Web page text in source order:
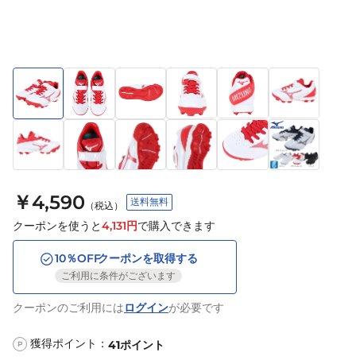
￥4,590 （税込） 送料無料
クーポンを使うと4,131円で購入できます
10％OFFクーポンを取得する
ご利用に条件がございます
クーポンのご利用にはログインが必要です
P 獲得ポイント： 41ポイント